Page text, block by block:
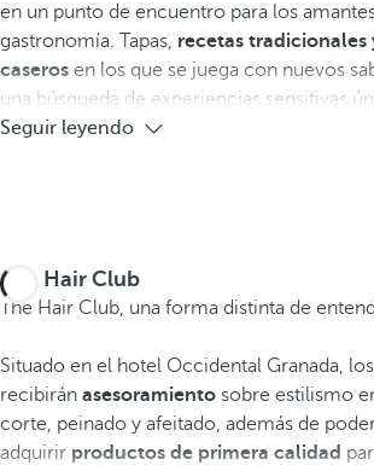
en un punto de encuentro para los
gastronomía. Tapas, recetas tradicionales
caseros en los que se juega con nuevos
una búsqueda de experiencias sensitivas
Seguir leyendo
The Hair Club
The Hair Club, una forma distinta de
Situado en el hotel Occidental Granada,
recibirán asesoramiento sobre estilismo
corte, peinado y afeitado, además de
adquirir productos de primera calidad